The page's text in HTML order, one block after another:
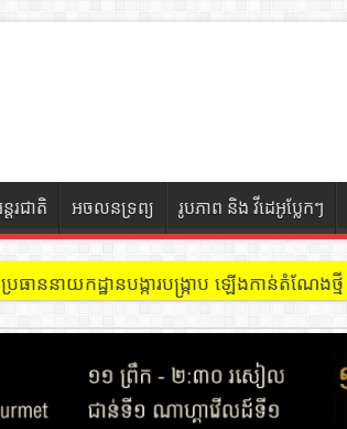
រជាតិ អចលនទ្រព្យ រូបភាព និង វីដេអូប្លែកៗ
នៅខណ្ឌទួលគោក មានអ្នកជួលបន្ទប់បើកល្បែង